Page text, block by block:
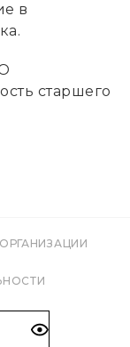
в
старшего